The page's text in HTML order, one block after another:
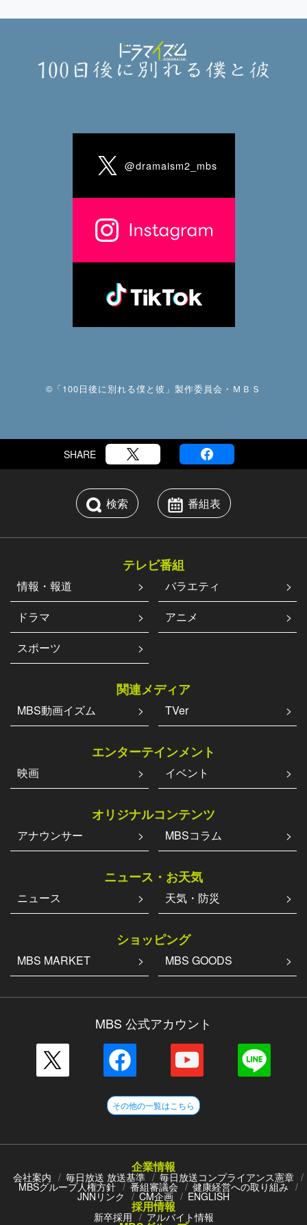
@dramaism2_mbs
©「100日後に別れる僕と彼」製作委員会・ＭＢＳ
SHARE
検索 番組表
テレビ番組
情報・報道
バラエティ
ドラマ
アニメ
スポーツ
関連メディア
MBS動画イズム TVer
エンターテインメント
映画 イベント
オリジナルコンテンツ
アナウンサー MBSコラム
ニュース・お天気
ニュース 天気・防災
ショッピング
MBS MARKET MBS GOODS
MBS 公式アカウント
その他の一覧はこちら
企業情報
会社案内 毎日放送 放送基準 毎日放送コンプライアンス憲章
MBSグループ人権方針 番組審議会 健康経営への取り組み
JNNリンク CM企画 ENGLISH
採用情報
新卒採用 アルバイト情報